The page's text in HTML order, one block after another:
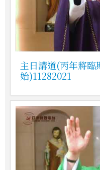
主日講道(丙年將臨
始)11282021